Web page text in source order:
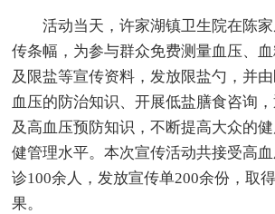
活动当天，许家湖镇卫生院在陈
传条幅，为参与群众免费测量血压、
及限盐等宣传资料，发放限盐勺，并
血压的防治知识、开展低盐膳食咨询
及高血压预防知识，不断提高大众的
健管理水平。本次宣传活动共接受高
诊100余人，发放宣传单200余份，取
果。